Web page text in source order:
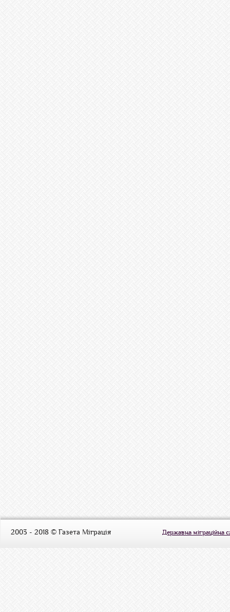
2003 - 2018 © Газета Міграція Державна міграційна